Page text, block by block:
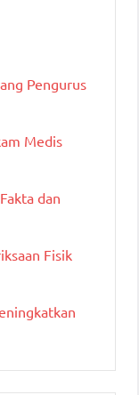
Pengurus
Medis
dan
Fisik